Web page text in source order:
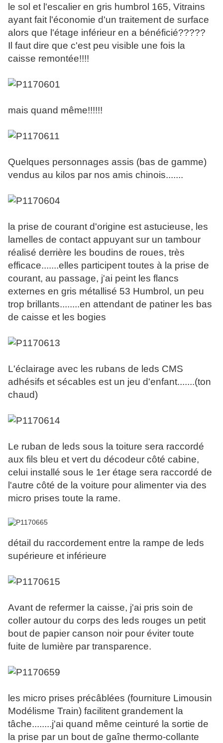
le sol et l'escalier en gris humbrol 165, Vitrains
ayant fait l'économie d'un traitement de surface
alors que l'étage inférieur en a bénéficié?????
Il faut dire que c'est peu visible une fois la
caisse remontée!!!!
mais quand même!!!!!!
Quelques personnages assis (bas de gamme)
vendus au kilos par nos amis chinois.......
la prise de courant d'origine est astucieuse, les
lamelles de contact appuyant sur un tambour
réalisé derrière les boudins de roues, très
efficace.......elles participent toutes à la prise de
courant, au passage, j'ai peint les flancs
externes en gris métallisé 53 Humbrol, un peu
trop brillants........en attendant de patiner les bas
de caisse et les bogies
L'éclairage avec les rubans de leds CMS
adhésifs et sécables est un jeu d'enfant.......(ton
chaud)
Le ruban de leds sous la toiture sera raccordé
aux fils bleu et vert du décodeur côté cabine,
celui installé sous le 1er étage sera raccordé de
l'autre côté de la voiture pour alimenter via des
micro prises toute la rame.
détail du raccordement entre la rampe de leds
supérieure et inférieure
Avant de refermer la caisse, j'ai pris soin de
coller autour du corps des leds rouges un petit
bout de papier canson noir pour éviter toute
fuite de lumière par transparence.
les micro prises précâblées (fourniture Limousin
Modélisme Train) facilitent grandement la
tâche........j'ai quand même ceinturé la sortie de
la prise par un bout de gaîne thermo-collante